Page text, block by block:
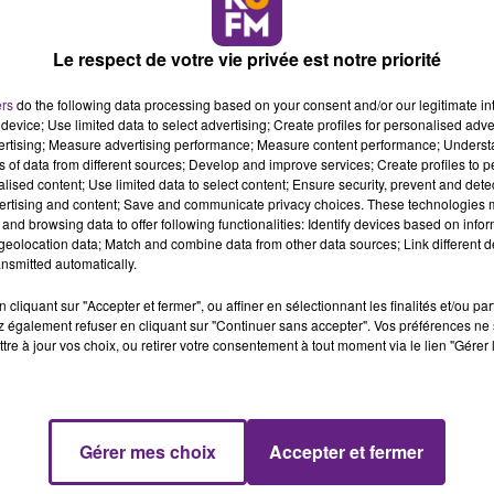
à Pau-Lacq-Orthez, Gregor avait marqué les esprits
2023-2024 de très bon standing avec 14.2 points, 2.8
qui a été freinée par une blessure au ménisque, après
de France, tout en ayant été l’un des leaders de
polyvalent, capable d’évoluer aux postes 3 et 2, Gregor
il s’est illustré dans divers championnats : en
Turquie, en Allemagne, et dans la relevée Ligue
avec Cholet avant de briller à l’Elan-Béarnais, où il a
playoffs du championnat. Sur la scène internationale,
la Slovénie, terminant à une belle quatrième place, et
Avec cinq campagnes en Basketball Champions
sa valeur au haut niveau européen.
Gregor a choisi de revenir pour une troisième
qui portera de nouveau le numéro 15, reprendra du
de Saint-Quentin ce samedi 16 novembre au Palais des
Le respect de votre vie privée est notre priorité
do the following data processing based on your consent and/or our legitimate
Use limited data to select advertising; Create profiles for personalised
Measure advertising performance; Measure content performance;
of data from different sources; Develop and improve services; Create profiles to
content; Use limited data to select content; Ensure security, prevent and
and content; Save and communicate privacy choices. These technologies
browsing data to offer following functionalities: Identify devices based on
data; Match and combine data from other data sources; Link different
automatically.
cliquant sur "Accepter et fermer", ou affiner en sélectionnant les finalités et/ou
également refuser en cliquant sur "Continuer sans accepter". Vos préférences
à jour vos choix, ou retirer votre consentement à tout moment via le lien
Gérer mes choix Accepter et fermer